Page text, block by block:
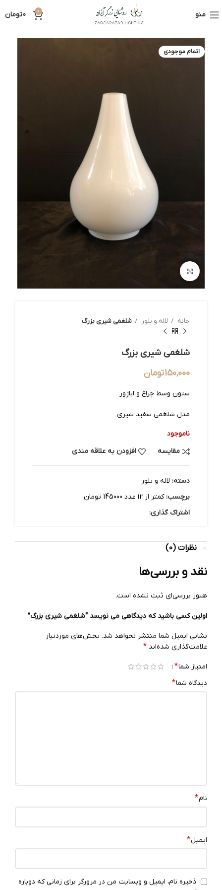
منو 0
0تومان
اتمام موجودی
خانه لاله و بلور شلغمی شیری بزرگ
شلغمی شیری بزرگ
150,000تومان
ستون وسط چراغ و اباژور
مدل شلغمی سفید شیری
ناموجود
مقایسه
افزودن به علاقه مندی
دسته: لاله و بلور
برچسب: کمتر از 12 عدد 145000 تومان
اشتراک گذاری:
نظرات (0)
نقد و بررسی‌ها
هنوز بررسی‌ای ثبت نشده است.
اولین کسی باشید که دیدگاهی می نویسد “شلغمی شیری بزرگ”
نشانی ایمیل شما منتشر نخواهد شد. بخش‌های موردنیاز
علامت‌گذاری شده‌اند *
امتیاز شما*
دیدگاه شما*
نام*
ایمیل*
ذخیره نام، ایمیل و وبسایت من در مرورگر برای زمانی که دوباره